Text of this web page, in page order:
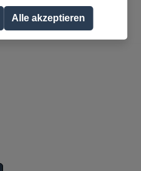
Alle akzeptieren